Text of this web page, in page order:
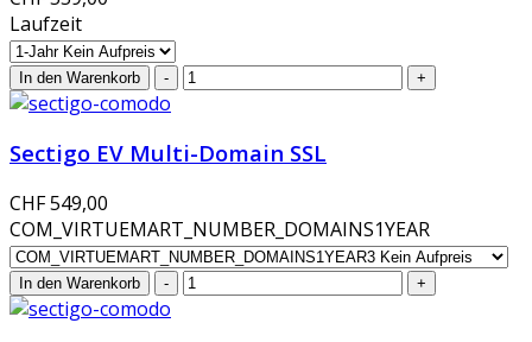
Laufzeit
Sectigo EV Multi-Domain SSL
CHF 549,00
COM_VIRTUEMART_NUMBER_DOMAINS1YEAR